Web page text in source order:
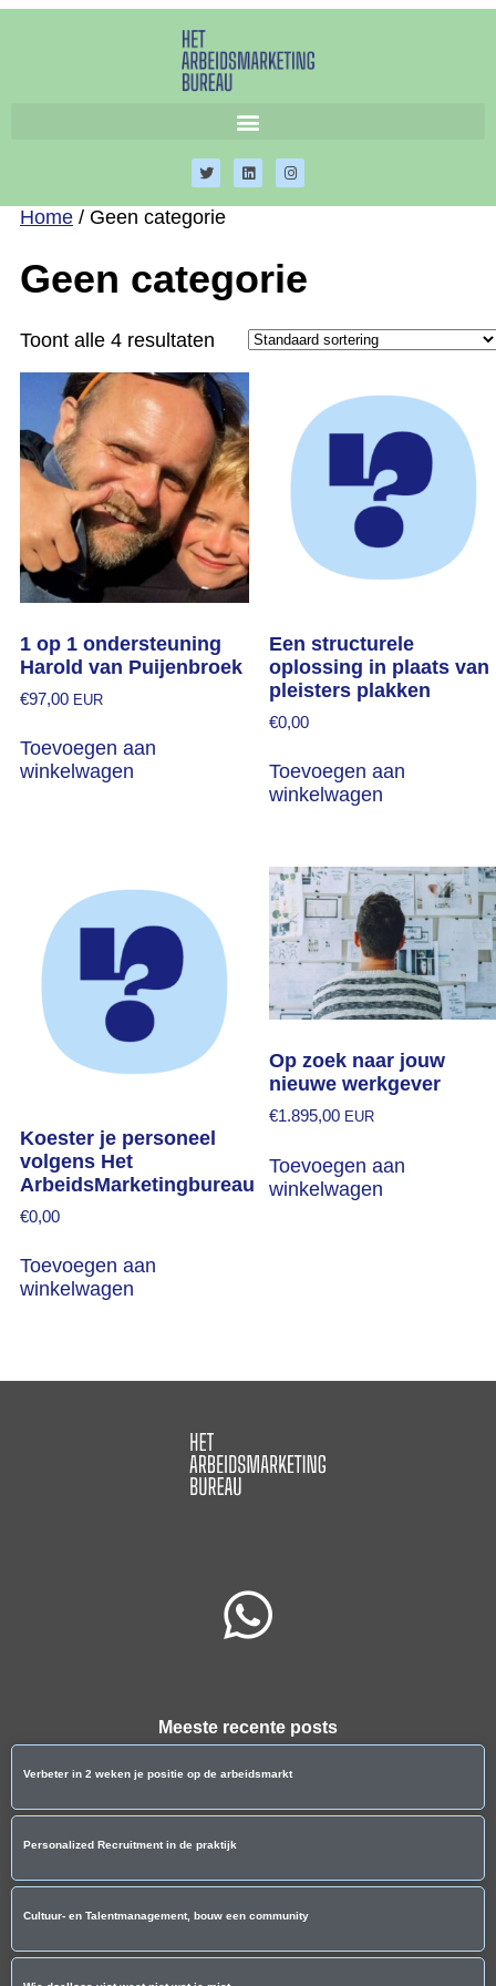
Home / Geen categorie
Geen categorie
Toont alle 4 resultaten
1 op 1 ondersteuning
Harold van Puijenbroek
€97,00 EUR
Toevoegen aan
winkelwagen
Een structurele
oplossing in plaats van
pleisters plakken
€0,00
Toevoegen aan
winkelwagen
Koester je personeel
volgens Het
ArbeidsMarketingbureau
€0,00
Toevoegen aan
winkelwagen
Op zoek naar jouw
nieuwe werkgever
€1.895,00 EUR
Toevoegen aan
winkelwagen
Meeste recente posts
Verbeter in 2 weken je positie op de arbeidsmarkt
Personalized Recruitment in de praktijk
Cultuur- en Talentmanagement, bouw een community